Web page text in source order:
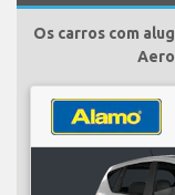
Os carros com